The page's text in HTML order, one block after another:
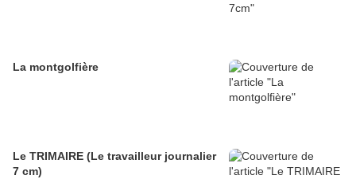
La montgolfière
Le TRIMAIRE (Le travailleur journalier
7 cm)